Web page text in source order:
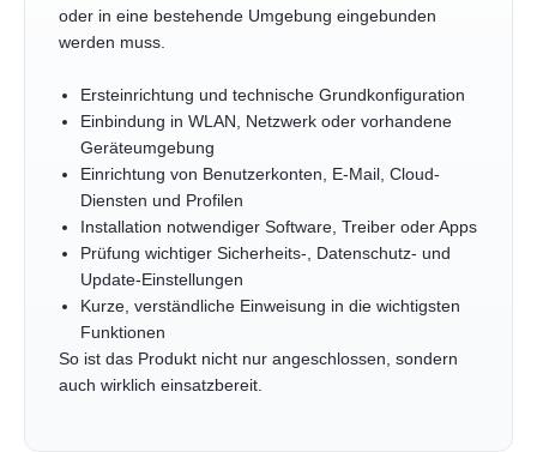
oder in eine bestehende Umgebung eingebunden
werden muss.
Ersteinrichtung und technische Grundkonfiguration
Einbindung in WLAN, Netzwerk oder vorhandene
Geräteumgebung
Einrichtung von Benutzerkonten, E-Mail, Cloud-
Diensten und Profilen
Installation notwendiger Software, Treiber oder Apps
Prüfung wichtiger Sicherheits-, Datenschutz- und
Update-Einstellungen
Kurze, verständliche Einweisung in die wichtigsten
Funktionen
So ist das Produkt nicht nur angeschlossen, sondern
auch wirklich einsatzbereit.